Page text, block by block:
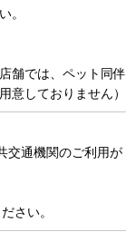
。
舗では、ペット同伴
意しておりません）
交通機関のご利用が
さい。